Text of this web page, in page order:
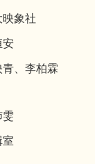
映象社
安
青、李柏霖
雯
室